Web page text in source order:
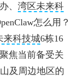
、 湾区未来科
怎么用？
来科技城6栋16
焦当前备受关
及周边地区的